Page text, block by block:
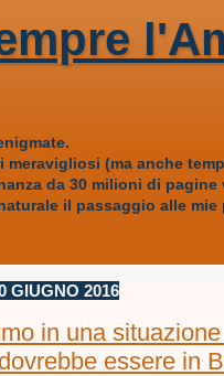
(ma anche
da 30 milioni di pagine
il passaggio alle mie
GIUGNO 2016
in una
essere in